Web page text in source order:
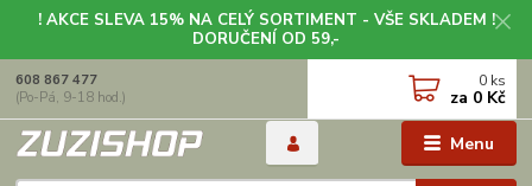
! AKCE SLEVA 15% NA CELÝ SORTIMENT - VŠE SKLADEM !
DORUČENÍ OD 59,-
Menu
608 867 477
(Po-Pá, 9-18 hod.)
0 ks
za 0 Kč